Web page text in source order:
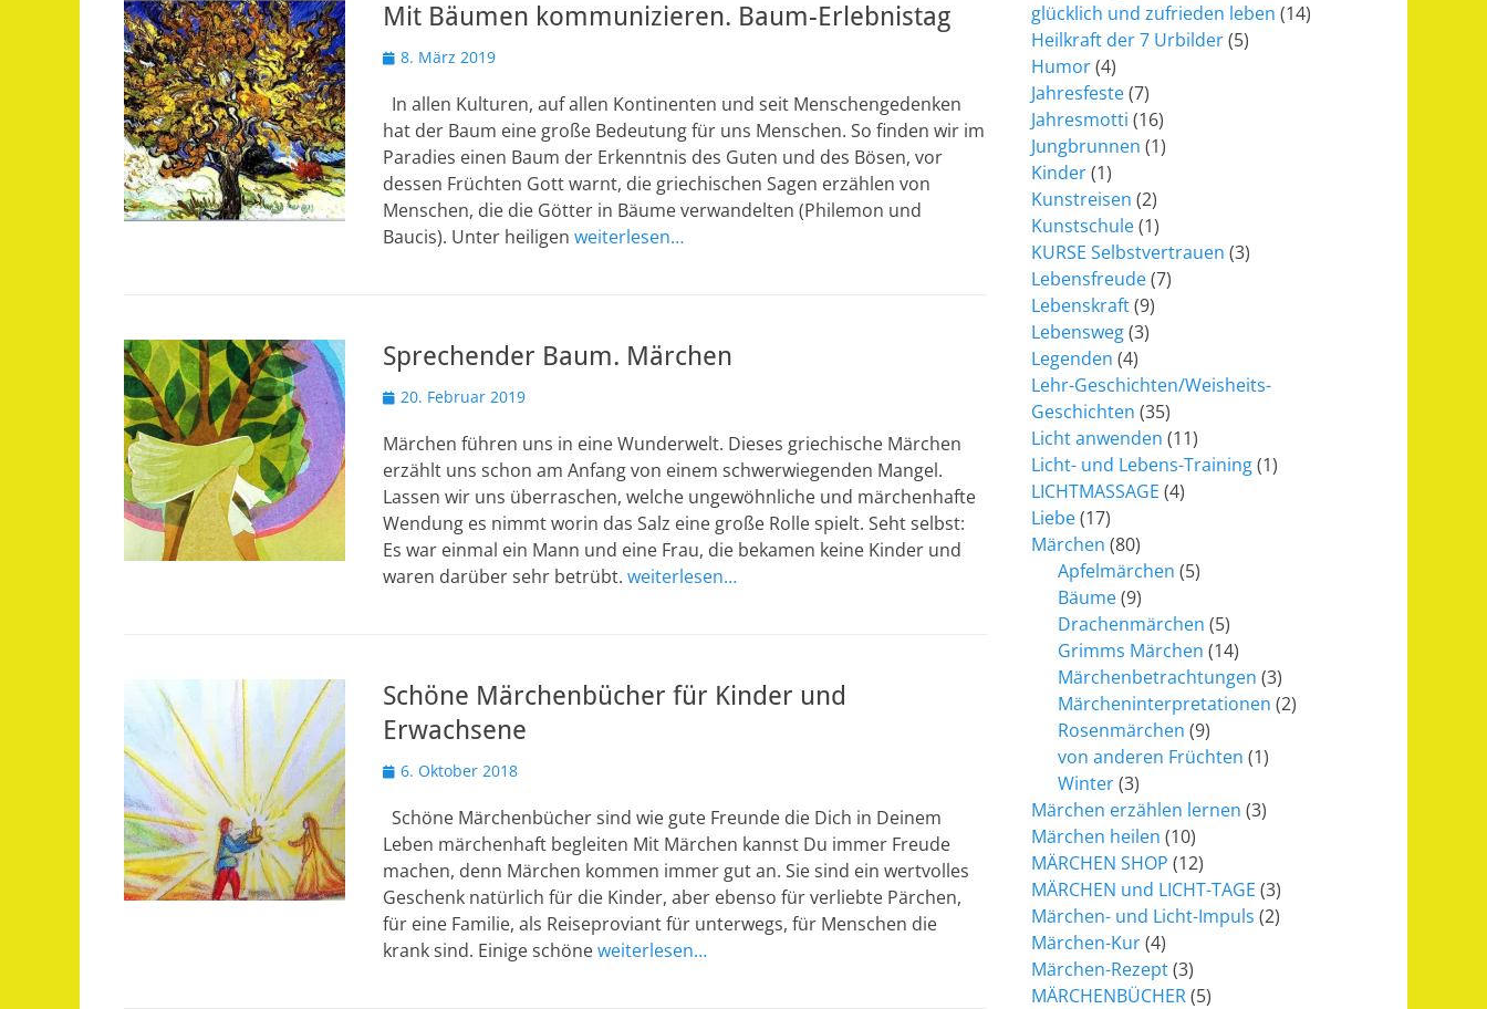
Mit Bäumen kommunizieren. Baum-Erlebnistag
Veröffentlicht
8. März 2019
In allen Kulturen, auf allen Kontinenten und seit Menschengedenken
hat der Baum eine große Bedeutung für uns Menschen. So finden wir im
Paradies einen Baum der Erkenntnis des Guten und des Bösen, vor
dessen Früchten Gott warnt, die griechischen Sagen erzählen von
Menschen, die die Götter in Bäume verwandelten (Philemon und
Baucis). Unter heiligen weiterlesen…
Sprechender Baum. Märchen
Veröffentlicht
20. Februar 2019
Märchen führen uns in eine Wunderwelt. Dieses griechische Märchen
erzählt uns schon am Anfang von einem schwerwiegenden Mangel.
Lassen wir uns überraschen, welche ungewöhnliche und märchenhafte
Wendung es nimmt worin das Salz eine große Rolle spielt. Seht selbst:
Es war einmal ein Mann und eine Frau, die bekamen keine Kinder und
waren darüber sehr betrübt. weiterlesen…
Schöne Märchenbücher für Kinder und
Erwachsene
Veröffentlicht
6. Oktober 2018
Schöne Märchenbücher sind wie gute Freunde die Dich in Deinem
Leben märchenhaft begleiten Mit Märchen kannst Du immer Freude
machen, denn Märchen kommen immer gut an. Sie sind ein wertvolles
Geschenk natürlich für die Kinder, aber ebenso für verliebte Pärchen,
für eine Familie, als Reiseproviant für unterwegs, für Menschen die
krank sind. Einige schöneweiterlesen…
glücklich und zufrieden leben (14)
Heilkraft der 7 Urbilder(5)
Humor(4)
Jahresfeste(7)
Jahresmotti (16)
Jungbrunnen (1)
Kinder(1)
Kunstreisen (2)
Kunstschule(1)
KURSE Selbstvertrauen (3)
Lebensfreude(7)
Lebenskraft(9)
Lebensweg(3)
Legenden (4)
Lehr-Geschichten/Weisheits-
Geschichten (35)
Licht anwenden (11)
Licht- und Lebens-Training(1)
LICHTMASSAGE (4)
Liebe(17)
Märchen (80)
Apfelmärchen (5)
Bäume(9)
Drachenmärchen (5)
Grimms Märchen (14)
Märchenbetrachtungen (3)
Märcheninterpretationen (2)
Rosenmärchen (9)
von anderen Früchten (1)
Winter(3)
Märchen erzählen lernen (3)
Märchen heilen (10)
MÄRCHEN SHOP (12)
MÄRCHEN und LICHT-TAGE (3)
Märchen- und Licht-Impuls (2)
Märchen-Kur(4)
Märchen-Rezept(3)
MÄRCHENBÜCHER(5)